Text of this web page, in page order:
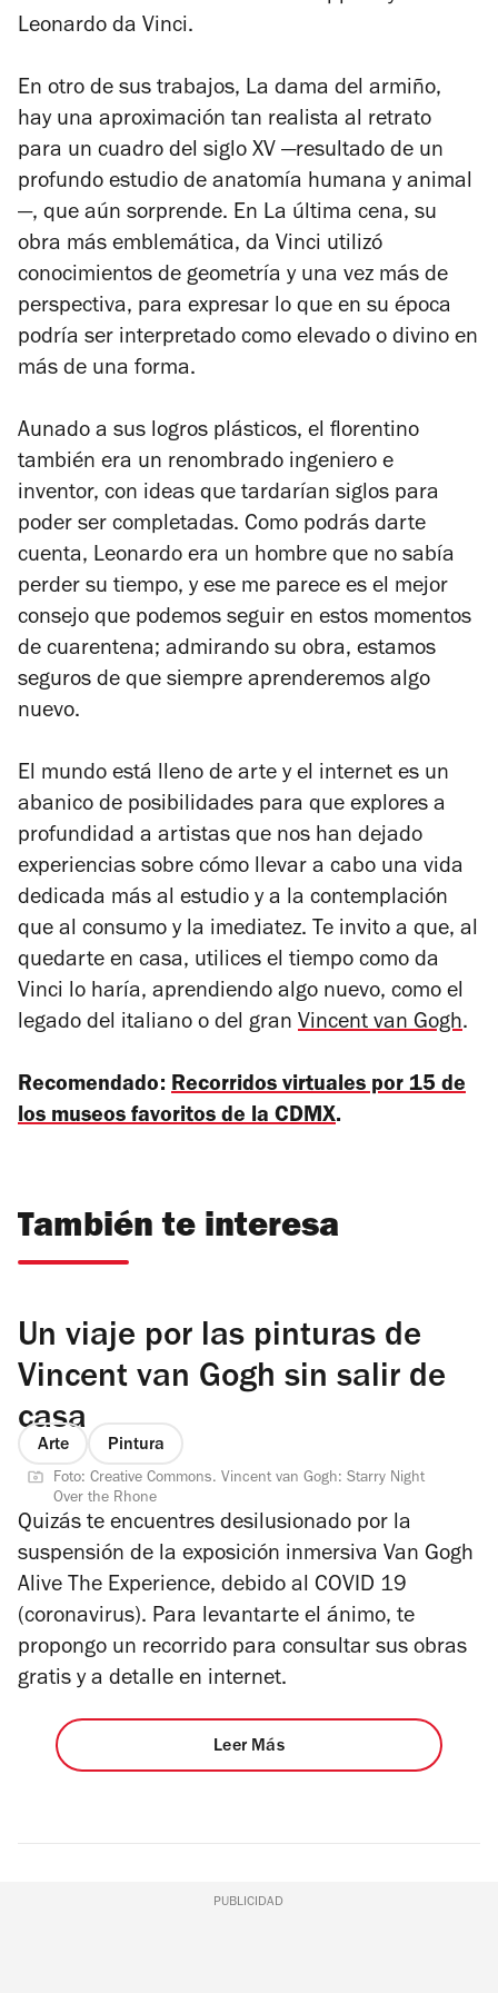
Leonardo da Vinci.
En otro de sus trabajos, La dama del armiño,
hay una aproximación tan realista al retrato
para un cuadro del siglo XV —resultado de un
profundo estudio de anatomía humana y animal
—, que aún sorprende. En La última cena, su
obra más emblemática, da Vinci utilizó
conocimientos de geometría y una vez más de
perspectiva, para expresar lo que en su época
podría ser interpretado como elevado o divino en
más de una forma.
Aunado a sus logros plásticos, el florentino
también era un renombrado ingeniero e
inventor, con ideas que tardarían siglos para
poder ser completadas. Como podrás darte
cuenta, Leonardo era un hombre que no sabía
perder su tiempo, y ese me parece es el mejor
consejo que podemos seguir en estos momentos
de cuarentena; admirando su obra, estamos
seguros de que siempre aprenderemos algo
nuevo.
El mundo está lleno de arte y el internet es un
abanico de posibilidades para que explores a
profundidad a artistas que nos han dejado
experiencias sobre cómo llevar a cabo una vida
dedicada más al estudio y a la contemplación
que al consumo y la imediatez. Te invito a que, al
quedarte en casa, utilices el tiempo como da
Vinci lo haría, aprendiendo algo nuevo, como el
legado del italiano o del gran Vincent van Gogh.
Recomendado: Recorridos virtuales por 15 de
los museos favoritos de la CDMX.
También te interesa
Un viaje por las pinturas de
Vincent van Gogh sin salir de
casa
Arte Pintura
Foto: Creative Commons. Vincent van Gogh: Starry Night
Over the Rhone
Quizás te encuentres desilusionado por la
suspensión de la exposición inmersiva Van Gogh
Alive The Experience, debido al COVID 19
(coronavirus). Para levantarte el ánimo, te
propongo un recorrido para consultar sus obras
gratis y a detalle en internet.
Leer Más
PUBLICIDAD